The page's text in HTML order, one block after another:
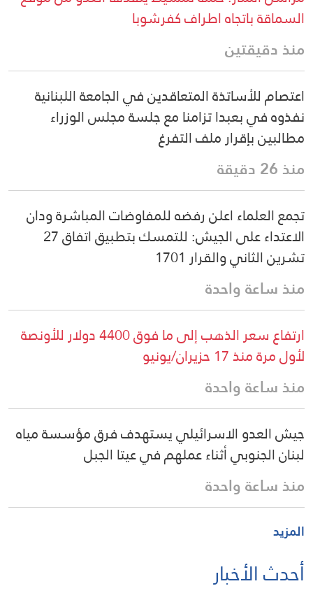
السماقة باتجاه اطراف كفرشوبا
منذ دقيقتين
اعتصام للأساتذة المتعاقدين في الجامعة اللبنانية
نفذوه في بعبدا تزامنا مع جلسة مجلس الوزراء
مطالبين بإقرار ملف التفرغ
منذ 26 دقيقة
تجمع العلماء اعلن رفضه للمفاوضات المباشرة ودان
الاعتداء على الجيش: للتمسك بتطبيق اتفاق 27
تشرين الثاني والقرار 1701
منذ ساعة واحدة
ارتفاع سعر الذهب إلى ما فوق 4400 دولار للأونصة
لأول مرة منذ 17 حزيران/يونيو
منذ ساعة واحدة
جيش العدو الاسرائيلي يستهدف فرق مؤسسة مياه
لبنان الجنوبي أثناء عملهم في عيتا الجبل
منذ ساعة واحدة
المزيد
أحدث الأخبار